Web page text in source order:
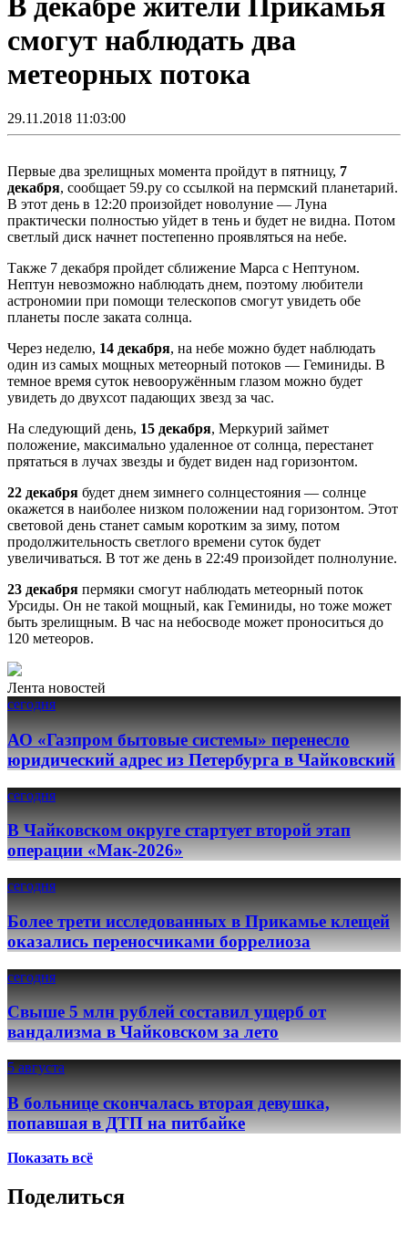
смогут наблюдать два
метеорных потока
29.11.2018 11:03:00
Первые два зрелищных момента пройдут в пятницу, 7
декабря, сообщает 59.ру со ссылкой на пермский планетарий.
В этот день в 12:20 произойдет новолуние — Луна
практически полностью уйдет в тень и будет не видна. Потом
светлый диск начнет постепенно проявляться на небе.
Также 7 декабря пройдет сближение Марса с Нептуном.
Нептун невозможно наблюдать днем, поэтому любители
астрономии при помощи телескопов смогут увидеть обе
планеты после заката солнца.
Через неделю, 14 декабря, на небе можно будет наблюдать
один из самых мощных метеорный потоков — Геминиды. В
темное время суток невооружённым глазом можно будет
увидеть до двухсот падающих звезд за час.
На следующий день, 15 декабря, Меркурий займет
положение, максимально удаленное от солнца, перестанет
прятаться в лучах звезды и будет виден над горизонтом.
22 декабря будет днем зимнего солнцестояния — солнце
окажется в наиболее низком положении над горизонтом. Этот
световой день станет самым коротким за зиму, потом
продолжительность светлого времени суток будет
увеличиваться. В тот же день в 22:49 произойдет полнолуние.
23 декабря пермяки смогут наблюдать метеорный поток
Урсиды. Он не такой мощный, как Геминиды, но тоже может
быть зрелищным. В час на небосводе может проноситься до
120 метеоров.
Лента новостей
сегодня
АО «Газпром бытовые системы» перенесло
юридический адрес из Петербурга в Чайковский
сегодня
В Чайковском округе стартует второй этап
операции «Мак-2026»
сегодня
Более трети исследованных в Прикамье клещей
оказались переносчиками боррелиоза
сегодня
Свыше 5 млн рублей составил ущерб от
вандализма в Чайковском за лето
5 августа
В больнице скончалась вторая девушка,
попавшая в ДТП на питбайке
Показать всё
Поделиться